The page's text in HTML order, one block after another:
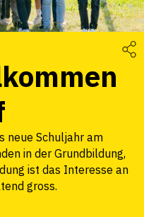
neue Schuljahr am
in der Grundbildung,
ist das Interesse an
gross.